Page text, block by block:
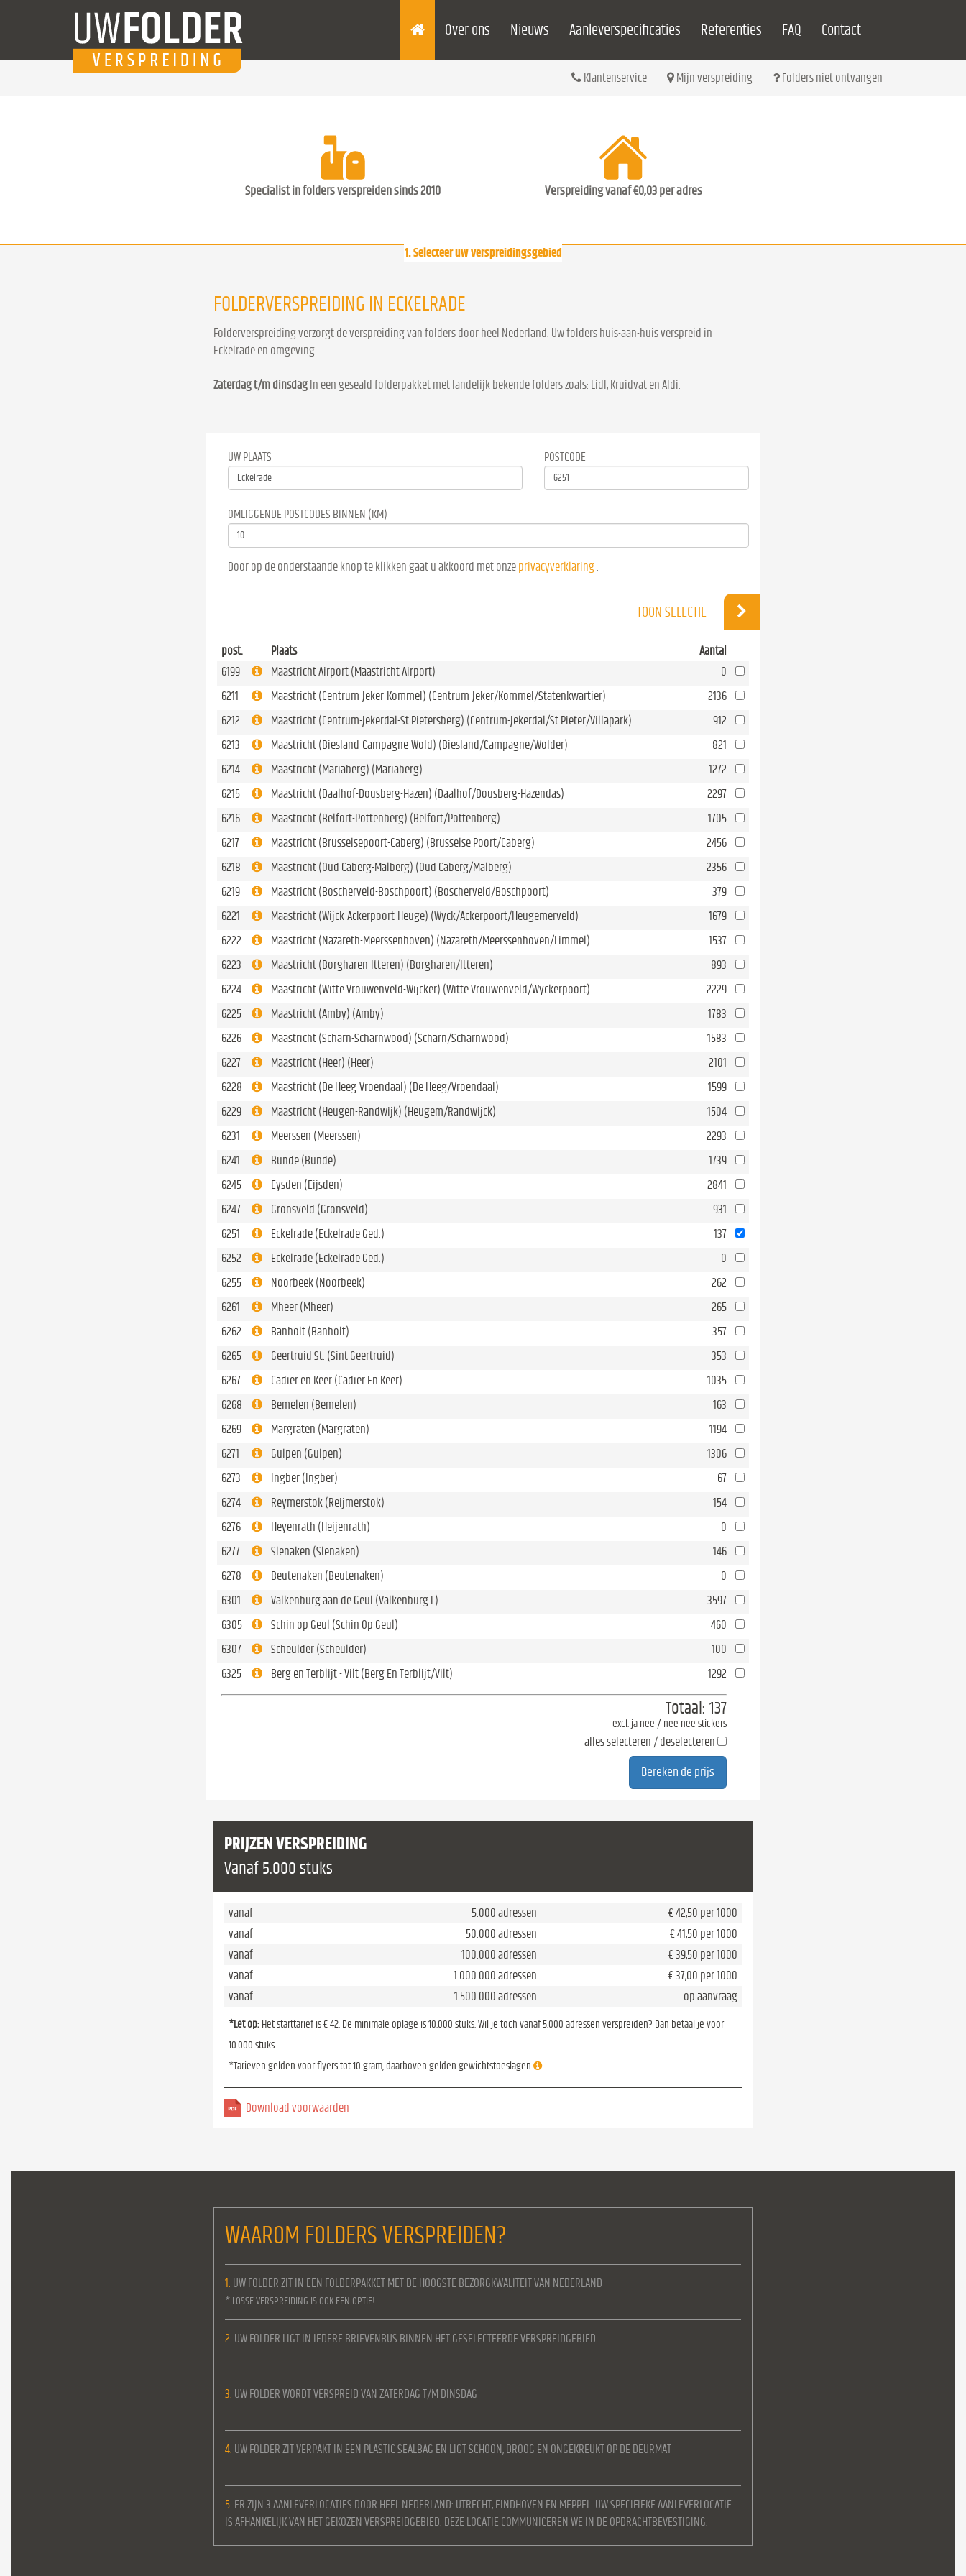
Over ons Nieuws Aanleverspecificaties Referenties FAQ Contact
Klantenservice Mijn verspreiding Folders niet ontvangen
Specialist in folders verspreiden sinds 2010 Verspreiding vanaf €0,03 per adres
1. Selecteer uw verspreidingsgebied
FOLDERVERSPREIDING IN ECKELRADE
Folderverspreiding verzorgt de verspreiding van folders door heel Nederland. Uw folders huis-aan-huis verspreid in
Eckelrade en omgeving.
Zaterdag t/m dinsdag In een geseald folderpakket met landelijk bekende folders zoals: Lidl, Kruidvat en Aldi.
UW PLAATS POSTCODE
OMLIGGENDE POSTCODES BINNEN (KM)
Door op de onderstaande knop te klikken gaat u akkoord met onze privacyverklaring
TOON SELECTIE
post. Plaats
Aantal
6199
Maastricht Airport (Maastricht Airport)
0
6211
Maastricht (Centrum-Jeker-Kommel) (Centrum-Jeker/Kommel/Statenkwartier)
2136
6212
Maastricht (Centrum-Jekerdal-St.Pietersberg) (Centrum-Jekerdal/St.Pieter/Villapark)
912
6213
Maastricht (Biesland-Campagne-Wold) (Biesland/Campagne/Wolder)
821
6214
Maastricht (Mariaberg) (Mariaberg)
1272
6215
Maastricht (Daalhof-Dousberg-Hazen) (Daalhof/Dousberg-Hazendas)
2297
6216
Maastricht (Belfort-Pottenberg) (Belfort/Pottenberg)
1705
6217
Maastricht (Brusselsepoort-Caberg) (Brusselse Poort/Caberg)
2456
6218
Maastricht (Oud Caberg-Malberg) (Oud Caberg/Malberg)
2356
6219
Maastricht (Boscherveld-Boschpoort) (Boscherveld/Boschpoort)
379
6221
Maastricht (Wijck-Ackerpoort-Heuge) (Wyck/Ackerpoort/Heugemerveld)
1679
6222
Maastricht (Nazareth-Meerssenhoven) (Nazareth/Meerssenhoven/Limmel)
1537
6223
Maastricht (Borgharen-Itteren) (Borgharen/Itteren)
893
6224
Maastricht (Witte Vrouwenveld-Wijcker) (Witte Vrouwenveld/Wyckerpoort)
2229
6225
Maastricht (Amby) (Amby)
1783
6226
Maastricht (Scharn-Scharnwood) (Scharn/Scharnwood)
1583
6227
Maastricht (Heer) (Heer)
2101
6228
Maastricht (De Heeg-Vroendaal) (De Heeg/Vroendaal)
1599
6229
Maastricht (Heugen-Randwijk) (Heugem/Randwijck)
1504
6231
Meerssen (Meerssen)
2293
6241
Bunde (Bunde)
1739
6245
Eysden (Eijsden)
2841
6247
Gronsveld (Gronsveld)
931
6251
Eckelrade (Eckelrade Ged.)
137
6252
Eckelrade (Eckelrade Ged.)
0
6255
Noorbeek (Noorbeek)
262
6261
Mheer (Mheer)
265
6262
Banholt (Banholt)
357
6265
Geertruid St. (Sint Geertruid)
353
6267
Cadier en Keer (Cadier En Keer)
1035
6268
Bemelen (Bemelen)
163
6269
Margraten (Margraten)
1194
6271
Gulpen (Gulpen)
1306
6273
Ingber (Ingber)
67
6274
Reymerstok (Reijmerstok)
154
6276
Heyenrath (Heijenrath)
0
6277
Slenaken (Slenaken)
146
6278
Beutenaken (Beutenaken)
0
6301
Valkenburg aan de Geul (Valkenburg L)
3597
6305
Schin op Geul (Schin Op Geul)
460
6307
Scheulder (Scheulder)
100
6325
Berg en Terblijt - Vilt (Berg En Terblijt/Vilt) 1292
Totaal: 137
excl. ja-nee / nee-nee stickers
alles selecteren / deselecteren
PRIJZEN VERSPREIDING
Vanaf 5.000 stuks
vanaf 5.000 adressen
€ 42,50 per 1000
vanaf
50.000 adressen
€ 41,50 per 1000
vanaf
100.000 adressen
€ 39,50 per 1000
vanaf
1.000.000 adressen
€ 37,00 per 1000
vanaf
1.500.000 adressen op aanvraag
*Let op: Het starttarief is € 42. De minimale oplage is 10.000 stuks. Wil je toch vanaf 5.000 adressen verspreiden? Dan betaal je voor
10.000 stuks.
*Tarieven gelden voor flyers tot 10 gram, daarboven gelden gewichtstoeslagen
Download voorwaarden
WAAROM FOLDERS VERSPREIDEN?
1. UW FOLDER ZIT IN EEN FOLDERPAKKET MET DE HOOGSTE BEZORGKWALITEIT VAN NEDERLAND
* LOSSE VERSPREIDING IS OOK EEN OPTIE!
2. UW FOLDER LIGT IN IEDERE BRIEVENBUS BINNEN HET GESELECTEERDE VERSPREIDGEBIED
3. UW FOLDER WORDT VERSPREID VAN ZATERDAG T/M DINSDAG
4. UW FOLDER ZIT VERPAKT IN EEN PLASTIC SEALBAG EN LIGT SCHOON, DROOG EN ONGEKREUKT OP DE DEURMAT
5. ER ZIJN 3 AANLEVERLOCATIES DOOR HEEL NEDERLAND: UTRECHT, EINDHOVEN EN MEPPEL. UW SPECIFIEKE AANLEVERLOCATIE
IS AFHANKELIJK VAN HET GEKOZEN VERSPREIDGEBIED. DEZE LOCATIE COMMUNICEREN WE IN DE OPDRACHTBEVESTIGING.